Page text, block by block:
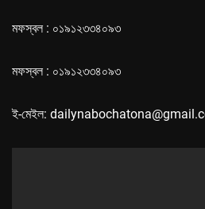
মফস্বল : ০১৯১২৩৩৪০৯৩
মফস্বল : ০১৯১২৩৩৪০৯৩
ই-মেইল: